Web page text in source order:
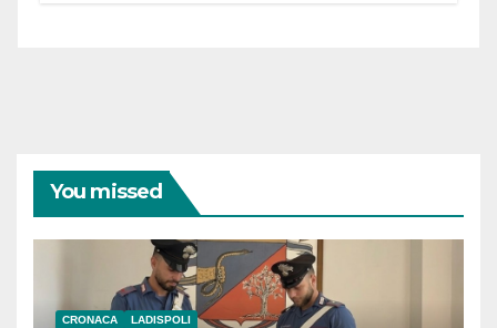
You missed
CRONACA LADISPOLI